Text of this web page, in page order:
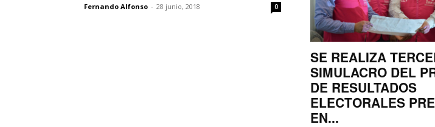
Fernando Alfonso - 28 junio, 2018 0
SE REALIZA
SIMULACRO DEL
DE RESULTADOS
ELECTORALES
EN...